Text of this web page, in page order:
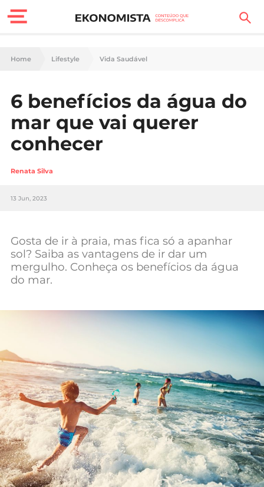
Finanças Pessoais
Carreira
Casa
Lifestyle
Sociedade
Negócios
Mundial 2026
Home Lifestyle Vida Saudável
6 benefícios da água do
mar que vai querer
conhecer
Renata Silva
13 Jun, 2023
Gosta de ir à praia, mas fica só a apanhar
sol? Saiba as vantagens de ir dar um
mergulho. Conheça os benefícios da água
do mar.